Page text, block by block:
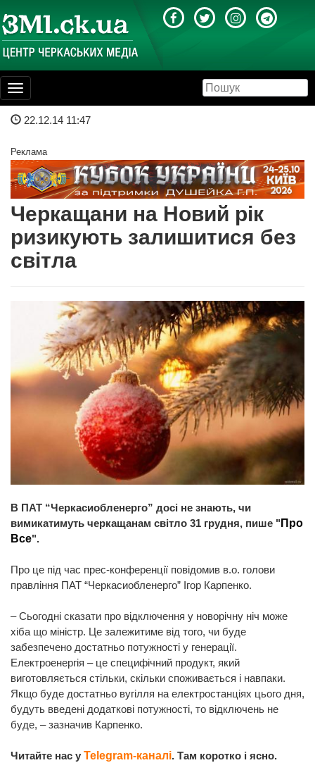
Toggle
navigation
22.12.14 11:47
Реклама
Черкащани на Новий рік
ризикують залишитися без
світла
В ПАТ “Черкасиобленерго” досі не знають, чи
вимикатимуть черкащанам світло 31 грудня, пише " Про
Все".
Про це під час прес-конференції повідомив в.о. голови
правління ПАТ “Черкасиобленерго” Ігор Карпенко.
– Сьогодні сказати про відключення у новорічну ніч може
хіба що міністр. Це залежитиме від того, чи буде
забезпечено достатньо потужності у генерації.
Електроенергія – це специфічний продукт, який
виготовляється стільки, скільки споживається і навпаки.
Якщо буде достатньо вугілля на електростанціях цього дня,
будуть введені додаткові потужності, то відключень не
буде, – зазначив Карпенко.
Читайте нас у Telegram-каналі. Там коротко і ясно.